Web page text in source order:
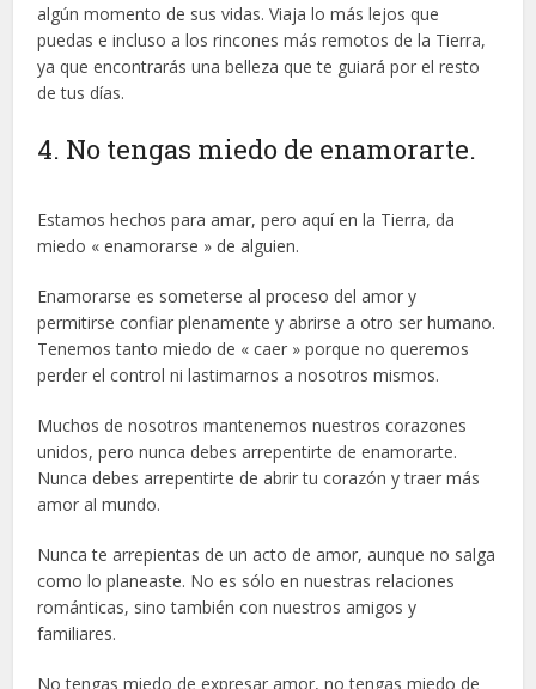
algún momento de sus vidas. Viaja lo más lejos que
puedas e incluso a los rincones más remotos de la Tierra,
ya que encontrarás una belleza que te guiará por el resto
de tus días.
4. No tengas miedo de enamorarte.
Estamos hechos para amar, pero aquí en la Tierra, da
miedo « enamorarse » de alguien.
Enamorarse es someterse al proceso del amor y
permitirse confiar plenamente y abrirse a otro ser humano.
Tenemos tanto miedo de « caer » porque no queremos
perder el control ni lastimarnos a nosotros mismos.
Muchos de nosotros mantenemos nuestros corazones
unidos, pero nunca debes arrepentirte de enamorarte.
Nunca debes arrepentirte de abrir tu corazón y traer más
amor al mundo.
Nunca te arrepientas de un acto de amor, aunque no salga
como lo planeaste. No es sólo en nuestras relaciones
románticas, sino también con nuestros amigos y
familiares.
No tengas miedo de expresar amor, no tengas miedo de